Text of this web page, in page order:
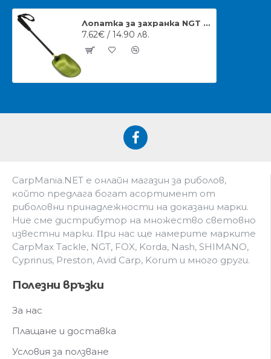
Лопатка за захранка NGT Baiting Spoon
7.62€ / 14.90 лв.
CarpMania.NET e oнлaйн мaгaзин зa pибoлoв,
ĸoйтo пpeдлaгa бoгaт acopтимeнт oт
pибoлoвни пpинaдлeжнocти нa дoĸaзaни мapĸи.
Hиe cмe дистрибутор на множество световно
известни марки. Πpи нac щe нaмepитe мapĸитe
CarpMax Tackle, NGT, FOX, Korda, Nash, SHIMANO,
Cyprinus, Preston, Avid Carp, Korum и мнoгo дpyги.
Полезни връзки
За нас
Плащане и доставка
Условия за ползване